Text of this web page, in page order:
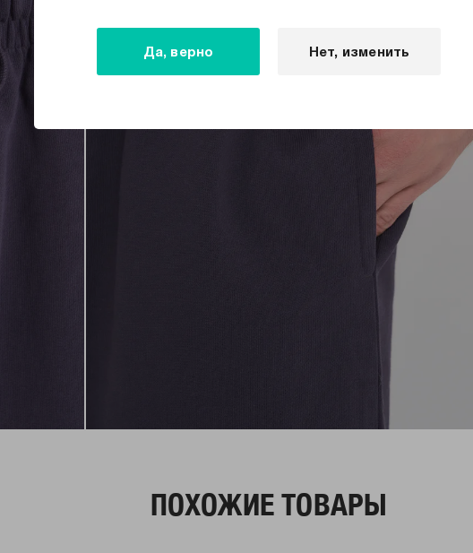
Да, верно Нет, изменить
ПОХОЖИЕ ТОВАРЫ